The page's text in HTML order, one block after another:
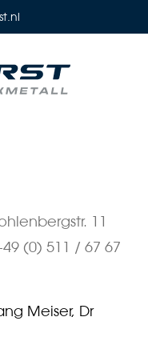
11
(0) 511 / 67 67
Meiser, Dr